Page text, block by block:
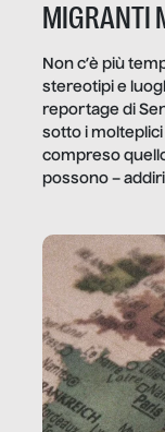
MIGRANTI
Non c’è più
stereotipi e
reportage di
sotto i molteplici
compreso
possono –